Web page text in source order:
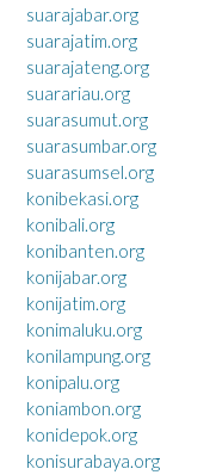
suarajabar.org
suarajatim.org
suarajateng.org
suarariau.org
suarasumut.org
suarasumbar.org
suarasumsel.org
konibekasi.org
konibali.org
konibanten.org
konijabar.org
konijatim.org
konimaluku.org
konilampung.org
konipalu.org
koniambon.org
konidepok.org
konisurabaya.org